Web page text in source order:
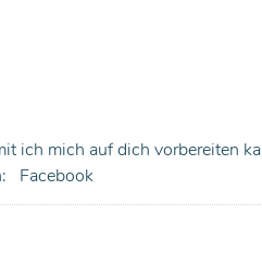
ich mich auf dich vorbereiten
Facebook